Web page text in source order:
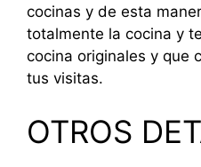
cocinas y de esta
totalmente la cocina y
cocina originales y que
tus visitas.
OTROS